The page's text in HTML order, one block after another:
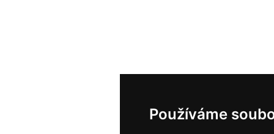
Používáme